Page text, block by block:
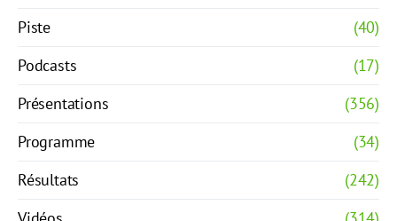
Piste
(40)
Podcasts
(17)
Présentations
(356)
Programme
(34)
Résultats
(242)